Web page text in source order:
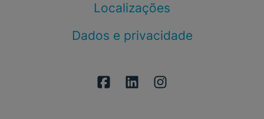
Localizações
Dados e privacidade